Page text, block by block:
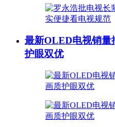
最新OLED电视销量
护眼双优